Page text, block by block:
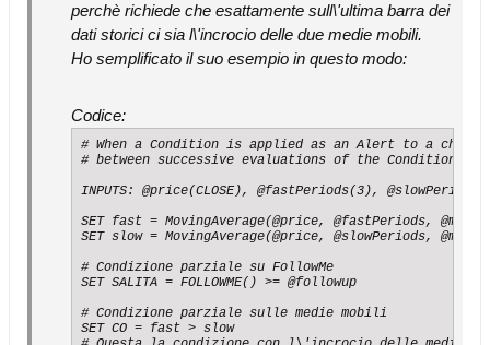
perchè richiede che esattamente sull\'ultima barra dei
dati storici ci sia l\'incrocio delle due medie mobili.
Ho semplificato il suo esempio in questo modo:
Codice:
# When a Condition is applied as an Alert to a chart,
# between successive evaluations of the Condition
INPUTS: @price(CLOSE), @fastPeriods(3),
SET fast = MovingAverage(@price, @fastPeriods,
SET slow = MovingAverage(@price, @slowPeriods,
# Condizione parziale su FollowMe
SET SALITA = FOLLOWME() >= @followup
# Condizione parziale sulle medie mobili
SET CO = fast > slow